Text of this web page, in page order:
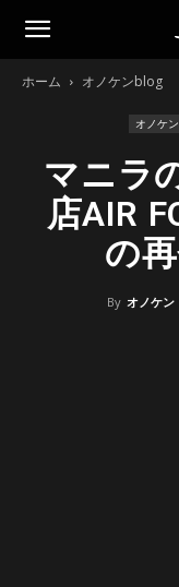
ホーム オノケンblog
オノケ
マニラ
店AIR
の
By オノケン